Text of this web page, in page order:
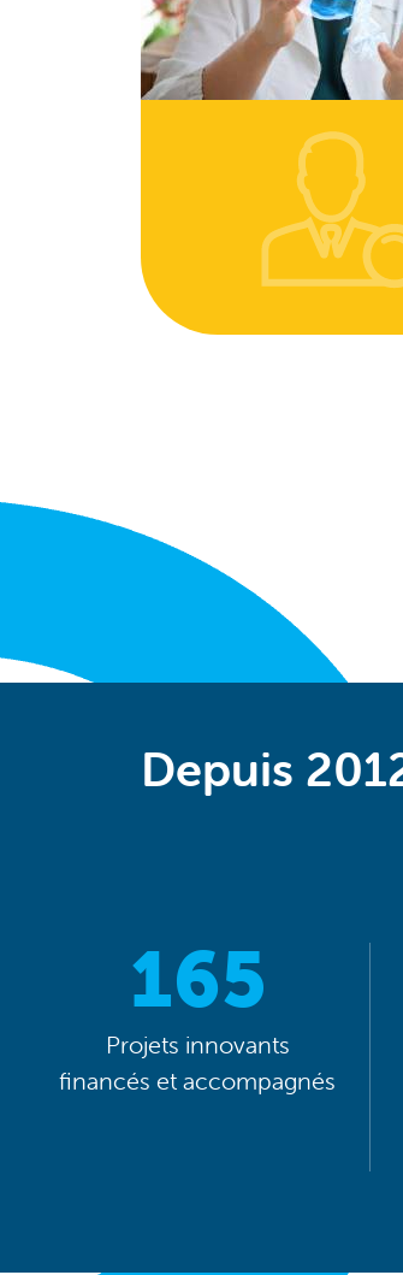
Depuis
165
Projets innovants
financés et accompagnés